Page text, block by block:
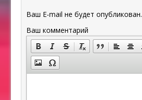
Ваш E-mail не будет опубликован.
Ваш комментарий